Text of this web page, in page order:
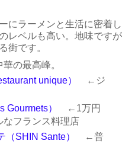
にラーメンと生活に密着し
レベルも高い。地味ですが
街です。
の最高峰。
unique）
←ジ
Gourmets）
←1万円
なフランス料理店
（SHIN Sante）
←普